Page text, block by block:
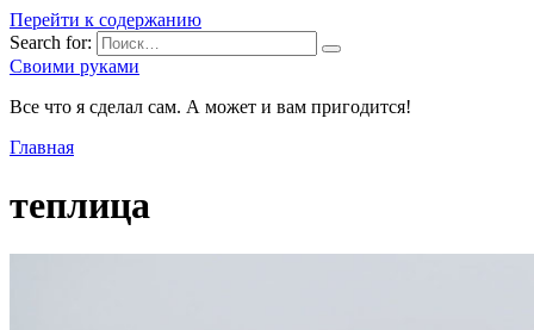
Перейти к содержанию
Search for:
Своими руками
Все что я сделал сам. А может и вам пригодится!
Главная
теплица